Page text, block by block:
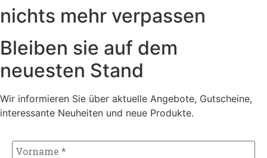
nichts mehr verpassen
Bleiben sie auf dem
neuesten Stand
Wir informieren Sie über aktuelle Angebote, Gutscheine,
interessante Neuheiten und neue Produkte.